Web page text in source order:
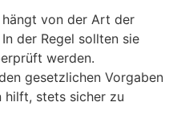
von der Art der
der Regel sollten sie
werden.
gesetzlichen Vorgaben
hilft, stets sicher zu